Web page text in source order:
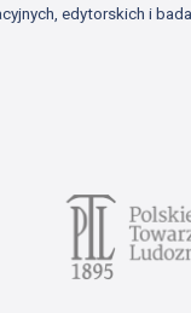
edytorskich i